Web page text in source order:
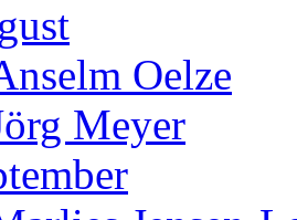
Oelze
Meyer